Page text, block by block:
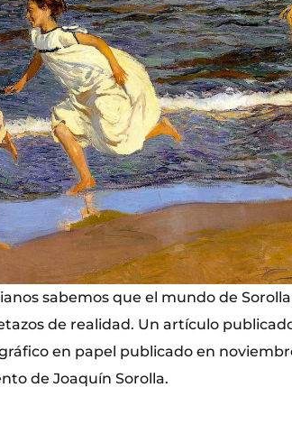
sabemos que el mundo de
de realidad. Un artículo
en papel publicado en
de Joaquín Sorolla.